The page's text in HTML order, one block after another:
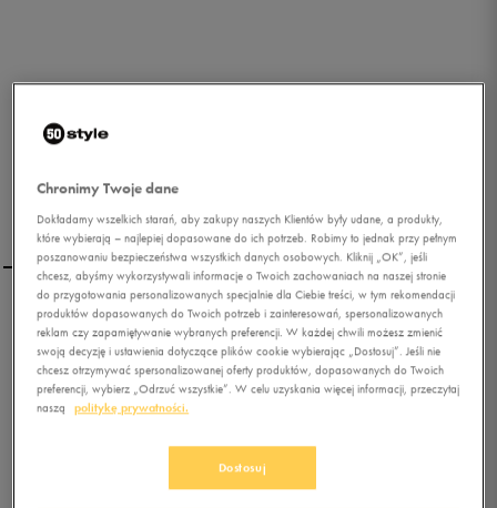
NEW BALANCE WR996GC
0.0( 0)
249,99złz Vat
KLUBIE 50 STYLE
Chronimy Twoje dane
Dokładamy wszelkich starań, aby zakupy naszych Klientów były udane, a produkty,
które wybierają – najlepiej dopasowane do ich potrzeb. Robimy to jednak przy pełnym
poszanowaniu bezpieczeństwa wszystkich danych osobowych. Kliknij „OK”, jeśli
chcesz, abyśmy wykorzystywali informacje o Twoich zachowaniach na naszej stronie
do przygotowania personalizowanych specjalnie dla Ciebie treści, w tym rekomendacji
produktów dopasowanych do Twoich potrzeb i zainteresowań, spersonalizowanych
reklam czy zapamiętywanie wybranych preferencji. W każdej chwili możesz zmienić
swoją decyzję i ustawienia dotyczące plików cookie wybierając „Dostosuj”. Jeśli nie
chcesz otrzymywać spersonalizowanej oferty produktów, dopasowanych do Twoich
preferencji, wybierz „Odrzuć wszystkie”. W celu uzyskania więcej informacji, przeczytaj
naszą
politykę prywatności.
Dostosuj